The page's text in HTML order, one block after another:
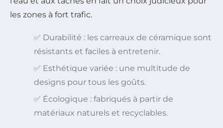
les zones à fort trafic.
✅ Durabilité : les carreaux de céramique sont
résistants et faciles à entretenir.
✅ Esthétique variée : une multitude de
designs pour tous les goûts.
✅ Écologique : fabriqués à partir de
matériaux naturels et recyclables.